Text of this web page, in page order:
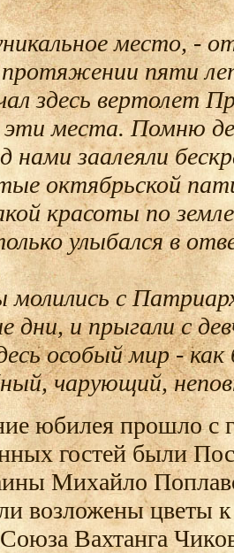
место, -
пяти
здесь вертолет
эти места. Помню
нами заалеяли
октябрьской
красоты по
улыбался в
молились с
дни, и прыгали с
особый мир -
чарующий,
юбилея прошло с
гостей были
Михайло
возложены цветы к
Вахтанга